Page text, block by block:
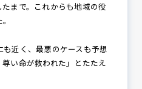
まで。これからも地域の役
近く、最悪のケースも予想
い命が救われた」とたたえ